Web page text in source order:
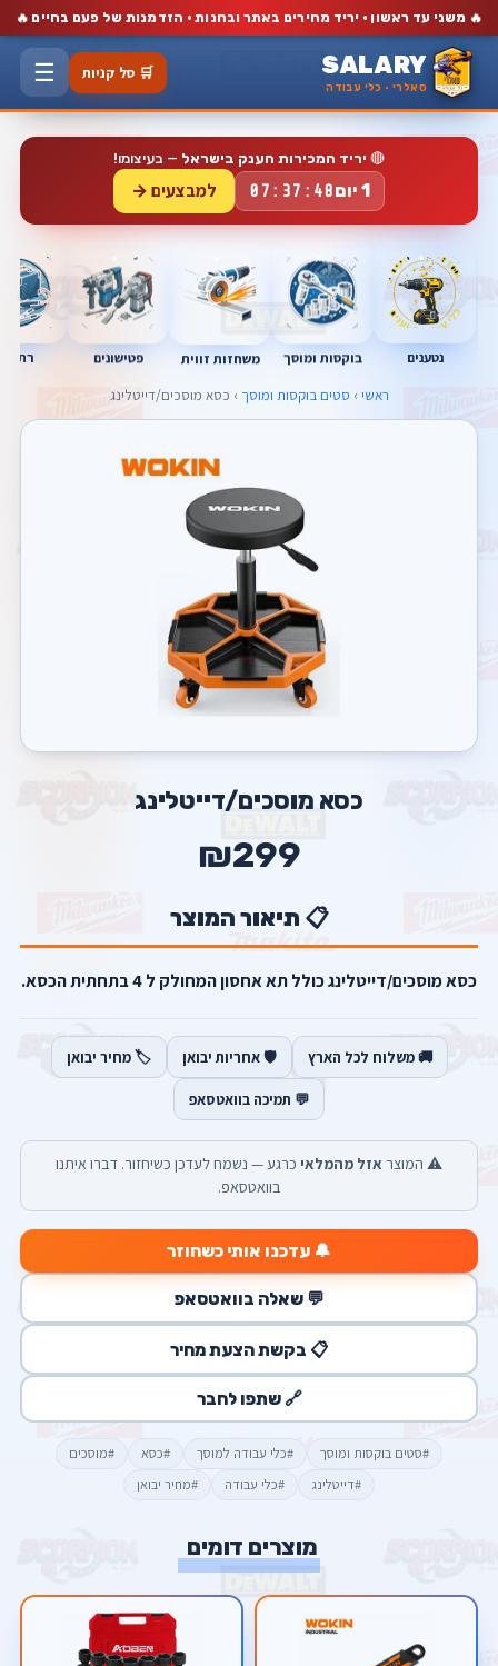
🔥 משני עד ראשון · יריד מחירים באתר ובחנות · הזדמנות של פעם בחיים🔥
SALARY
סאלרי · כלי עבודה
🛒 סל קניות ☰
🔴 יריד המכירות הענק בישראל — בעיצומו!
1 יום 07:37:48 למבצעים →
נטענים בוקסות ומוסך משחזות זווית פטישונים
ראשי › סטים בוקסות ומוסך › כסא מוסכים/דייטלינג
כסא מוסכים/דייטלינג
₪299
📋 תיאור המוצר
כסא מוסכים/דייטלינג כולל תא אחסון המחולק ל 4 בתחתית הכסא.
🚚 משלוח לכל הארץ 🛡️ אחריות יבואן 🏷️ מחיר יבואן
💬 תמיכה בוואטסאפ
⚠️ המוצר אזל מהמלאי כרגע — נשמח לעדכן כשיחזור. דברו איתנו
בוואטסאפ.
🔔 עדכנו אותי כשחוזר
💬 שאלה בוואטסאפ
📋 בקשת הצעת מחיר
🔗 שתפו לחבר
#סטים בוקסות ומוסך #כלי עבודה למוסך #כסא
#מוסכים
#דייטלינג
#כלי עבודה #מחיר יבואן
מוצרים דומים